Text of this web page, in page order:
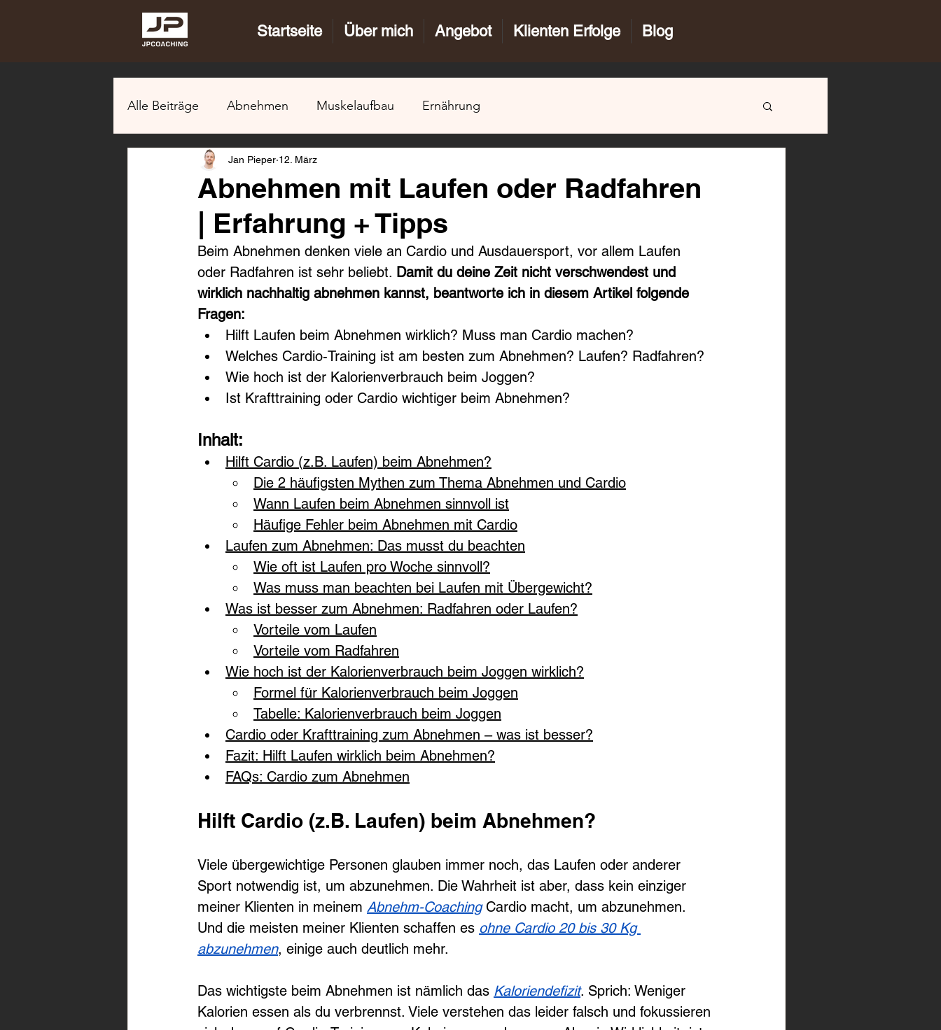
Startseite Über mich Angebot Klienten Erfolge Blog
Alle Beiträge Abnehmen Muskelaufbau Ernährung
Abnehmen mit Laufen oder Radfahren
| Erfahrung + Tipps
Jan Pieper 12. März
Beim Abnehmen denken viele an Cardio und Ausdauersport, vor allem Laufen
oder Radfahren ist sehr beliebt. Damit du deine Zeit nicht verschwendest und
wirklich nachhaltig abnehmen kannst, beantworte ich in diesem Artikel folgende
Fragen:
Hilft Laufen beim Abnehmen wirklich? Muss man Cardio machen?
Welches Cardio-Training ist am besten zum Abnehmen? Laufen? Radfahren?
Wie hoch ist der Kalorienverbrauch beim Joggen?
Ist Krafttraining oder Cardio wichtiger beim Abnehmen?
Inhalt:
Hilft Cardio (z.B. Laufen) beim Abnehmen?
Die 2 häufigsten Mythen zum Thema Abnehmen und Cardio
Wann Laufen beim Abnehmen sinnvoll ist
Häufige Fehler beim Abnehmen mit Cardio
Laufen zum Abnehmen: Das musst du beachten
Wie oft ist Laufen pro Woche sinnvoll?
Was muss man beachten bei Laufen mit Übergewicht?
Was ist besser zum Abnehmen: Radfahren oder Laufen?
Vorteile vom Laufen
Vorteile vom Radfahren
Wie hoch ist der Kalorienverbrauch beim Joggen wirklich?
Formel für Kalorienverbrauch beim Joggen
Tabelle: Kalorienverbrauch beim Joggen
Cardio oder Krafttraining zum Abnehmen – was ist besser?
Fazit: Hilft Laufen wirklich beim Abnehmen?
FAQs: Cardio zum Abnehmen
Hilft Cardio (z.B. Laufen) beim Abnehmen?
Viele übergewichtige Personen glauben immer noch, das Laufen oder anderer
Sport notwendig ist, um abzunehmen. Die Wahrheit ist aber, dass kein einziger
meiner Klienten in meinem Abnehm-Coaching Cardio macht, um abzunehmen.
Und die meisten meiner Klienten schaffen es ohne Cardio 20 bis 30 Kg
abzunehmen, einige auch deutlich mehr.
Das wichtigste beim Abnehmen ist nämlich das Kaloriendefizit. Sprich: Weniger
Kalorien essen als du verbrennst. Viele verstehen das leider falsch und fokussieren